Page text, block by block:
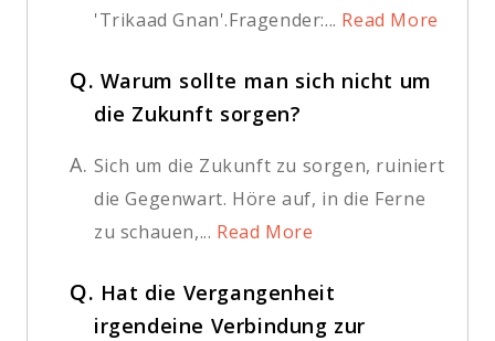
'Trikaad Gnan'.Fragender:... Read More
Q. Warum sollte man sich nicht um
die Zukunft sorgen?
A. Sich um die Zukunft zu sorgen, ruiniert
die Gegenwart. Höre auf, in die Ferne
zu schauen,... Read More
Q. Hat die Vergangenheit
irgendeine Verbindung zur